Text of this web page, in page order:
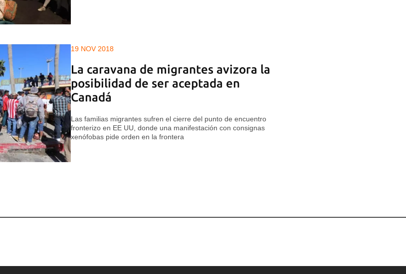
19 NOV 2018
La caravana de migrantes avizora la
posibilidad de ser aceptada en
Canadá
Las familias migrantes sufren el cierre del punto de encuentro
fronterizo en EE UU, donde una manifestación con consignas
xenófobas pide orden en la frontera